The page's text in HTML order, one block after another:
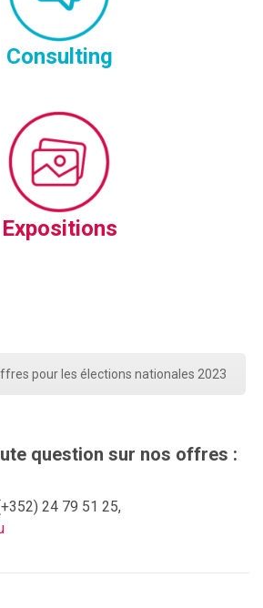
Consulting
Expositions
pour les élections nationales 2023
question sur nos offres :
24 79 51 25,